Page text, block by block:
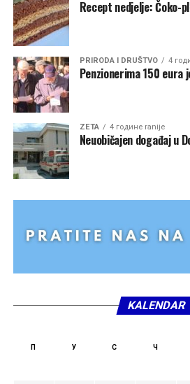
Recept nedjelje: Čoko-
PRIRODA I DRUŠTVO 4
Penzionerima 150 eura
ZETA 4 године ranije
Neuobičajen događaj u
KALENDAR
П У С Ч